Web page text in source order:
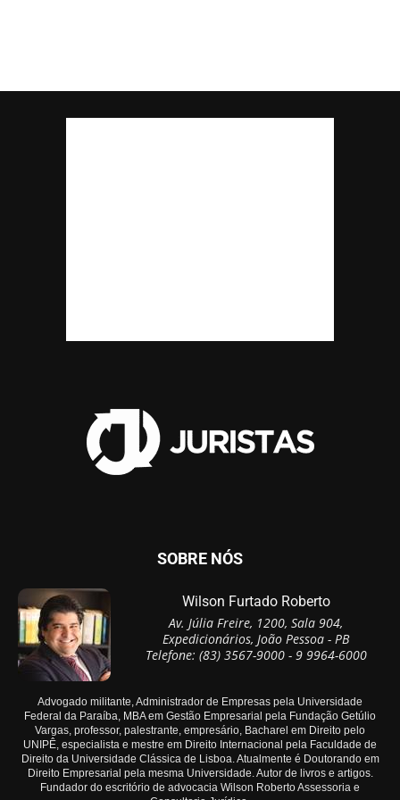
SOBRE NÓS
Wilson Furtado Roberto
Av. Júlia Freire, 1200, Sala 904,
Expedicionários, João Pessoa - PB
Telefone: (83) 3567-9000 - 9 9964-6000
Advogado militante, Administrador de Empresas pela Universidade
Federal da Paraíba, MBA em Gestão Empresarial pela Fundação Getúlio
Vargas, professor, palestrante, empresário, Bacharel em Direito pelo
UNIPÊ, especialista e mestre em Direito Internacional pela Faculdade de
Direito da Universidade Clássica de Lisboa. Atualmente é Doutorando em
Direito Empresarial pela mesma Universidade. Autor de livros e artigos.
Fundador do escritório de advocacia Wilson Roberto Assessoria e